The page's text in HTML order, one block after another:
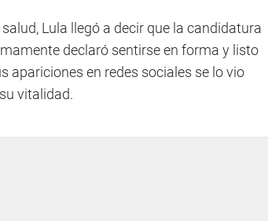
Lula llegó a decir que la candidatura
declaró sentirse en forma y listo
apariciones en redes sociales se lo vio
vitalidad.